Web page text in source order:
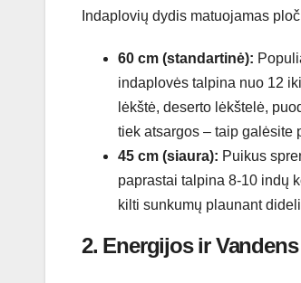
Indaplovių dydis matuojamas
60 cm (standartinė):
indaplovės talpina nuo 12
lėkštė, deserto lėkštelė,
tiek atsargos – taip galėsite
45 cm (siaura): Puikus
paprastai talpina 8-10 indų
kilti sunkumų plaunant
2. Energijos ir